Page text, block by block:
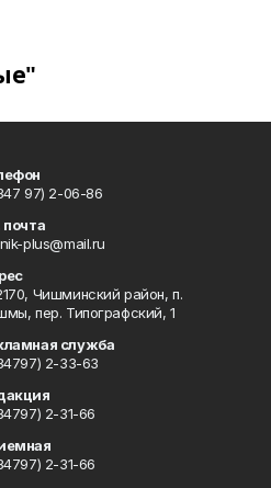
97) 2-06-86
почта
plus@mail.ru
Чишминский район, п.
пер. Типографский, 1
служба
2-33-63
2-31-66
2-31-66